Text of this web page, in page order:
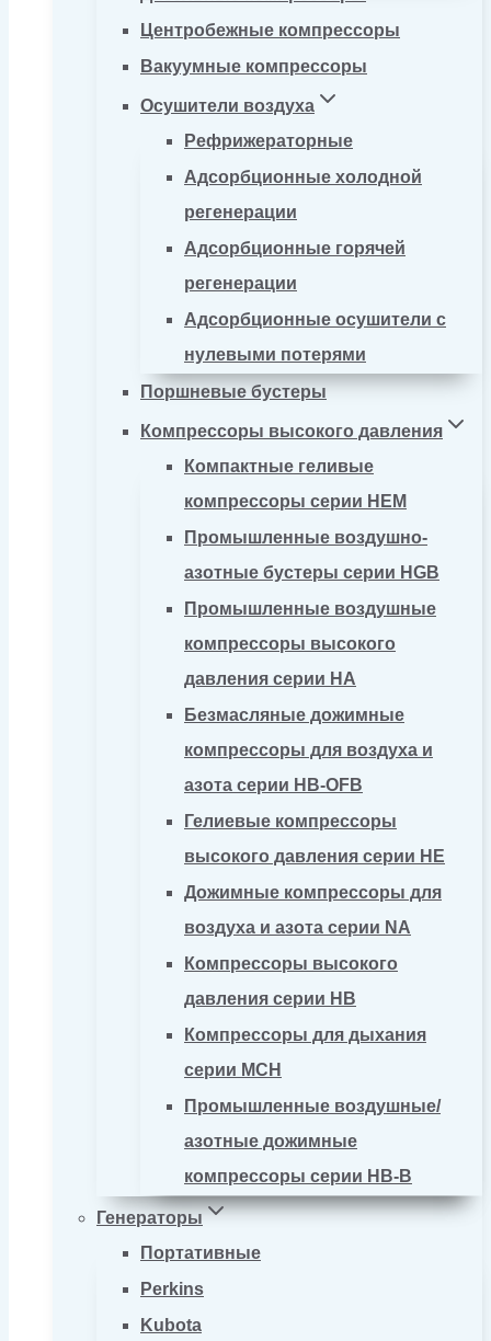
Центробежные компрессоры
Вакуумные компрессоры
Осушители воздуха
Рефрижераторные
Адсорбционные холодной
регенерации
Адсорбционные горячей
регенерации
Адсорбционные осушители с
нулевыми потерями
Поршневые бустеры
Компрессоры высокого давления
Компактные геливые
компрессоры серии HEM
Промышленные воздушно-
азотные бустеры серии HGB
Промышленные воздушные
компрессоры высокого
давления серии HA
Безмасляные дожимные
компрессоры для воздуха и
азота серии HB-OFB
Гелиевые компрессоры
высокого давления серии HE
Дожимные компрессоры для
воздуха и азота серии NA
Компрессоры высокого
давления серии HB
Компрессоры для дыхания
серии MCH
Промышленные воздушные/
азотные дожимные
компрессоры серии HB-B
Генераторы
Портативные
Perkins
Kubota